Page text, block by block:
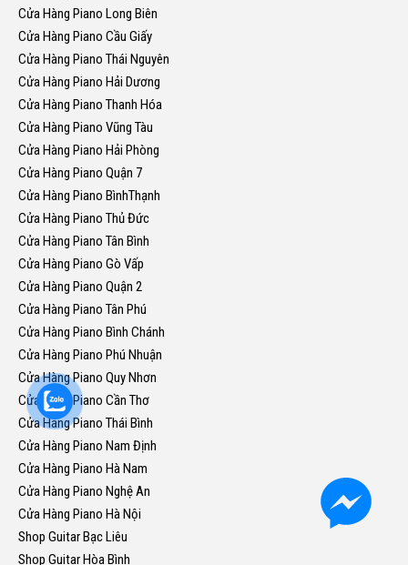
Cửa Hàng Piano Long Biên
Cửa Hàng Piano Cầu Giấy
Cửa Hàng Piano Thái Nguyên
Cửa Hàng Piano Hải Dương
Cửa Hàng Piano Thanh Hóa
Cửa Hàng Piano Vũng Tàu
Cửa Hàng Piano Hải Phòng
Cửa Hàng Piano Quận 7
Cửa Hàng Piano BìnhThạnh
Cửa Hàng Piano Thủ Đức
Cửa Hàng Piano Tân Bình
Cửa Hàng Piano Gò Vấp
Cửa Hàng Piano Quận 2
Cửa Hàng Piano Tân Phú
Cửa Hàng Piano Bình Chánh
Cửa Hàng Piano Phú Nhuận
Cửa Hàng Piano Quy Nhơn
Cửa Hàng Piano Cần Thơ
Cửa Hàng Piano Thái Bình
Cửa Hàng Piano Nam Định
Cửa Hàng Piano Hà Nam
Cửa Hàng Piano Nghệ An
Cửa Hàng Piano Hà Nội
Shop Guitar Bạc Liêu
Shop Guitar Hòa Bình